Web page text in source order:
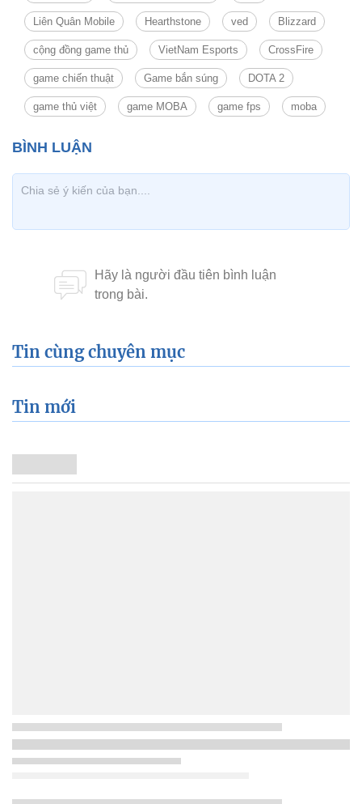
Liên Quân Mobile Hearthstone ved Blizzard
cộng đồng game thủ VietNam Esports CrossFire
game chiến thuật Game bắn súng DOTA 2
game thủ việt game MOBA game fps moba
Tin cùng chuyên mục
Tin mới